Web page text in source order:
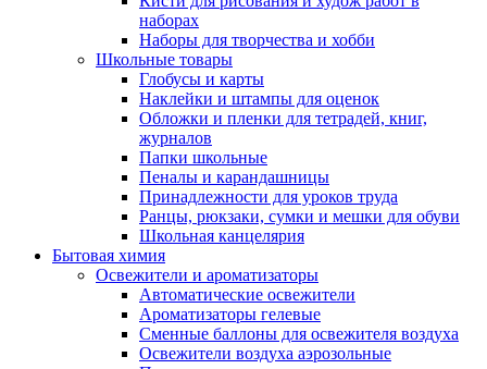
наборах
Наборы для творчества и хобби
Школьные товары
Глобусы и карты
Наклейки и штампы для оценок
Обложки и пленки для тетрадей, книг,
журналов
Папки школьные
Пеналы и карандашницы
Принадлежности для уроков труда
Ранцы, рюкзаки, сумки и мешки для обуви
Школьная канцелярия
Бытовая химия
Освежители и ароматизаторы
Автоматические освежители
Ароматизаторы гелевые
Сменные баллоны для освежителя воздуха
Освежители воздуха аэрозольные